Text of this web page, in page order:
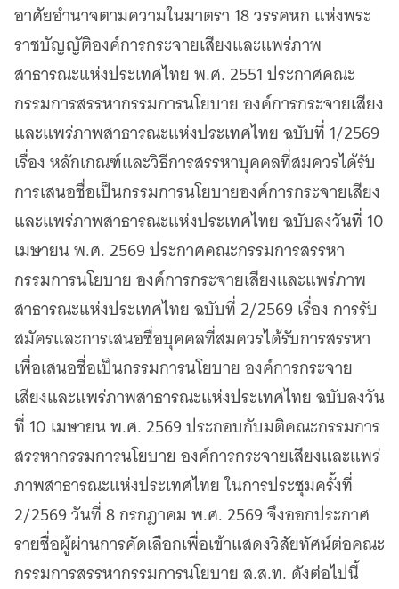
Making Data Visible
Thai PBS Verify
ตรวจสอบข่าวปลอม คัดกรองข่าวจริง
อาศัยอำนาจตามความในมาตรา 18 วรรคหก แห่งพระ
ราชบัญญัติองค์การกระจายเสียงและแพร่ภาพ
สาธารณะแห่งประเทศไทย พ.ศ. 2551 ประกาศคณะ
กรรมการสรรหากรรมการนโยบาย องค์การกระจายเสียง
และแพร่ภาพสาธารณะแห่งประเทศไทย ฉบับที่ 1/2569
เรื่อง หลักเกณฑ์และวิธีการสรรหาบุคคลที่สมควรได้รับ
การเสนอชื่อเป็นกรรมการนโยบายองค์การกระจายเสียง
และแพร่ภาพสาธารณะแห่งประเทศไทย ฉบับลงวันที่ 10
เมษายน พ.ศ. 2569 ประกาศคณะกรรมการสรรหา
กรรมการนโยบาย องค์การกระจายเสียงและแพร่ภาพ
สาธารณะแห่งประเทศไทย ฉบับที่ 2/2569 เรื่อง การรับ
สมัครและการเสนอชื่อบุคคลที่สมควรได้รับการสรรหา
เพื่อเสนอชื่อเป็นกรรมการนโยบาย องค์การกระจาย
เสียงและแพร่ภาพสาธารณะแห่งประเทศไทย ฉบับลงวัน
ที่ 10 เมษายน พ.ศ. 2569 ประกอบกับมติคณะกรรมการ
สรรหากรรมการนโยบาย องค์การกระจายเสียงและแพร่
ภาพสาธารณะแห่งประเทศไทย ในการประชุมครั้งที่
2/2569 วันที่ 8 กรกฎาคม พ.ศ. 2569 จึงออกประกาศ
รายชื่อผู้ผ่านการคัดเลือกเพื่อเข้าแสดงวิสัยทัศน์ต่อคณะ
กรรมการสรรหากรรมการนโยบาย ส.ส.ท. ดังต่อไปนี้